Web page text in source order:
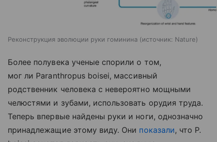
Реконструкция эволюции руки гоминина источник: Nature
Более полувека ученые спорили о том,
мог ли Paranthropus boisei, массивный
родственник человека с невероятно мощными
челюстями и зубами, использовать орудия труда.
Теперь впервые найдены руки и ноги, однозначно
принадлежащие этому виду. Они показали, что P.